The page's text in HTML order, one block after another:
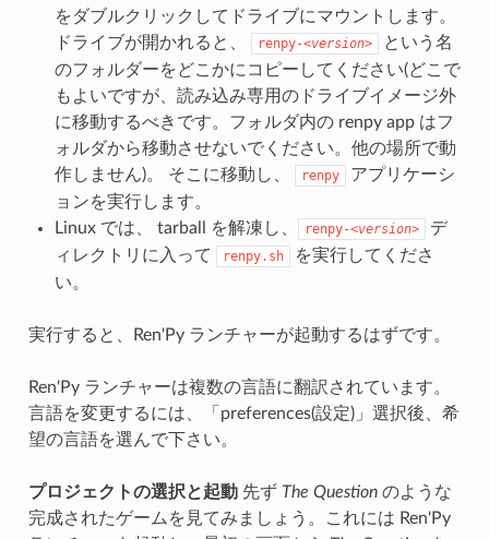
をダブルクリックしてドライブにマウントします。
ドライブが開かれると、
renpy-<version>
という名
のフォルダーをどこかにコピーしてください(どこで
もよいですが、読み込み専用のドライブイメージ外
に移動するべきです。フォルダ内の renpy app はフ
ォルダから移動させないでください。他の場所で動
作しません)。 そこに移動し、
renpy
アプリケーシ
ョンを実行します。
Linux では、 tarball を解凍し、
renpy-<version>
デ
ィレクトリに入って
renpy.sh
を実行してくださ
い。
実行すると、Ren'Py ランチャーが起動するはずです。
Ren'Py ランチャーは複数の言語に翻訳されています。
言語を変更するには、「preferences(設定)」選択後、希
望の言語を選んで下さい。
プロジェクトの選択と起動先ず The Questionのような
完成されたゲームを見てみましょう。これには Ren'Py